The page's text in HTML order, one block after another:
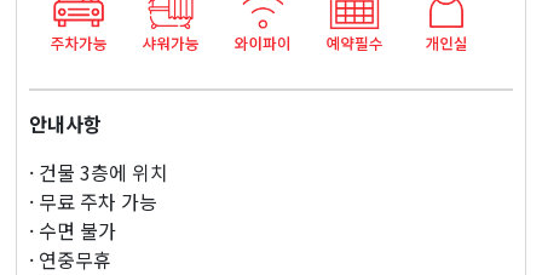
지
안내사항
· 건물 3층에 위치
· 무료 주차 가능
· 수면 불가
· 연중무휴